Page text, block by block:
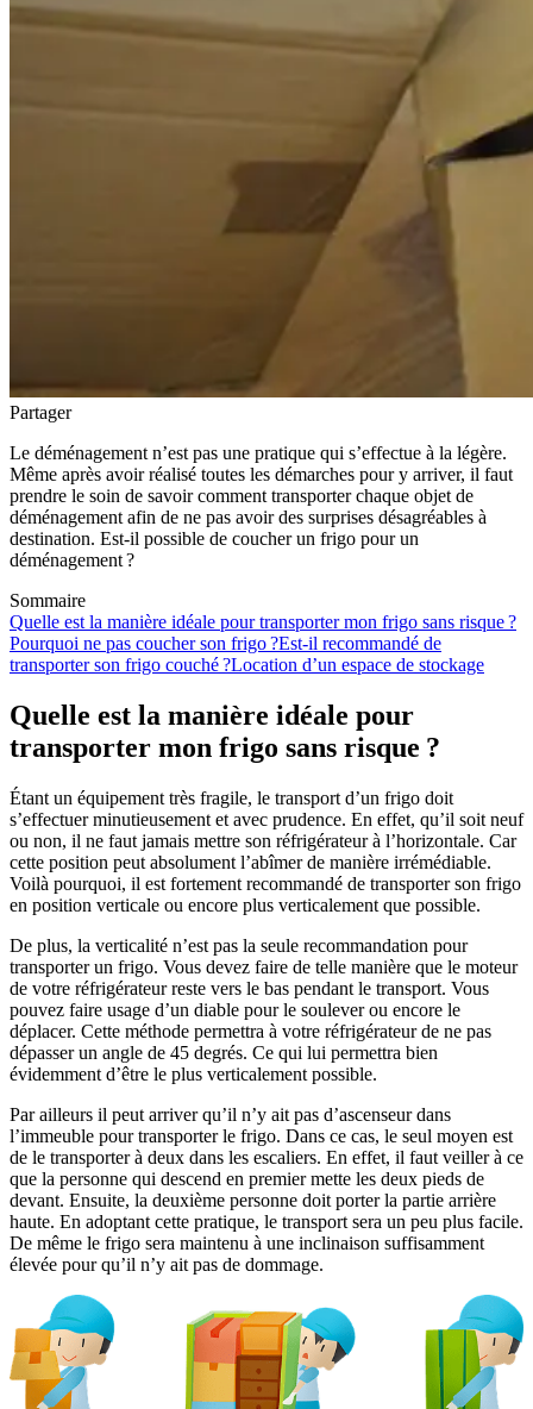
Partager
Le déménagement n’est pas une pratique qui s’effectue à la légère.
Même après avoir réalisé toutes les démarches pour y arriver, il faut
prendre le soin de savoir comment transporter chaque objet de
déménagement afin de ne pas avoir des surprises désagréables à
destination. Est-il possible de coucher un frigo pour un
déménagement ?
Sommaire
Quelle est la manière idéale pour transporter mon frigo sans risque ?
Pourquoi ne pas coucher son frigo ?Est-il recommandé de
transporter son frigo couché ?Location d’un espace de stockage
Quelle est la manière idéale pour
transporter mon frigo sans risque ?
Étant un équipement très fragile, le transport d’un frigo doit
s’effectuer minutieusement et avec prudence. En effet, qu’il soit neuf
ou non, il ne faut jamais mettre son réfrigérateur à l’horizontale. Car
cette position peut absolument l’abîmer de manière irrémédiable.
Voilà pourquoi, il est fortement recommandé de transporter son frigo
en position verticale ou encore plus verticalement que possible.
De plus, la verticalité n’est pas la seule recommandation pour
transporter un frigo. Vous devez faire de telle manière que le moteur
de votre réfrigérateur reste vers le bas pendant le transport. Vous
pouvez faire usage d’un diable pour le soulever ou encore le
déplacer. Cette méthode permettra à votre réfrigérateur de ne pas
dépasser un angle de 45 degrés. Ce qui lui permettra bien
évidemment d’être le plus verticalement possible.
Par ailleurs il peut arriver qu’il n’y ait pas d’ascenseur dans
l’immeuble pour transporter le frigo. Dans ce cas, le seul moyen est
de le transporter à deux dans les escaliers. En effet, il faut veiller à ce
que la personne qui descend en premier mette les deux pieds de
devant. Ensuite, la deuxième personne doit porter la partie arrière
haute. En adoptant cette pratique, le transport sera un peu plus facile.
De même le frigo sera maintenu à une inclinaison suffisamment
élevée pour qu’il n’y ait pas de dommage.